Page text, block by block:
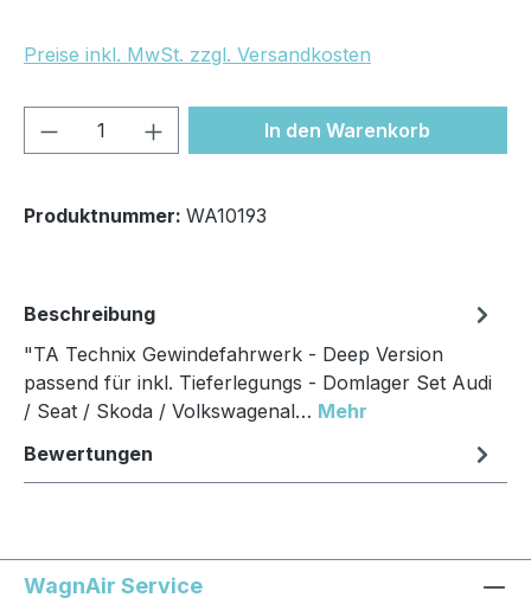
Preise inkl. MwSt. zzgl. Versandkosten
Produkt Anzahl: Gib denIn den Warenkorb
Produktnummer: WA10193
Beschreibung
"TA Technix Gewindefahrwerk - Deep Version
passend für inkl. Tieferlegungs - Domlager Set Audi
/ Seat / Skoda / Volkswagenal… Mehr
Bewertungen
WagnAir Service